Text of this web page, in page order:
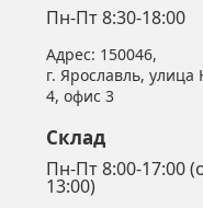
Пн-Пт 8:30-18:00
Адрес: 150046,
г. Ярославль, улица
4, офис 3
Склад
Пн-Пт 8:00-17:00
13:00)